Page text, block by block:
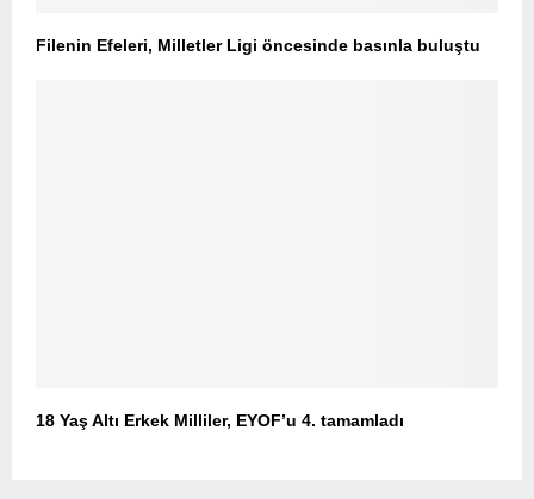
Filenin Efeleri, Milletler Ligi öncesinde basınla buluştu
18 Yaş Altı Erkek Milliler, EYOF’u 4. tamamladı